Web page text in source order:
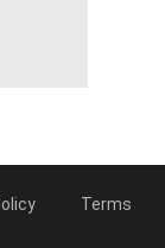
Terms